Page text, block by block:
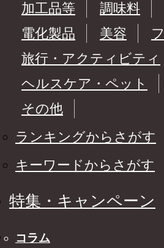
加工品等
調味料
電化製品
美容
旅行・アクティビティ
ヘルスケア・ペット
その他
ランキングからさがす
キーワードからさがす
特集・キャンペーン
コラム